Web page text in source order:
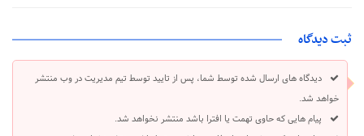
ثبت دیدگاه
دیدگاه های ارسال شده توسط شما، پس از تایید توسط تیم مدیریت در وب منتشر
خواهد شد.
پیام هایی که حاوی تهمت یا افترا باشد منتشر نخواهد شد.